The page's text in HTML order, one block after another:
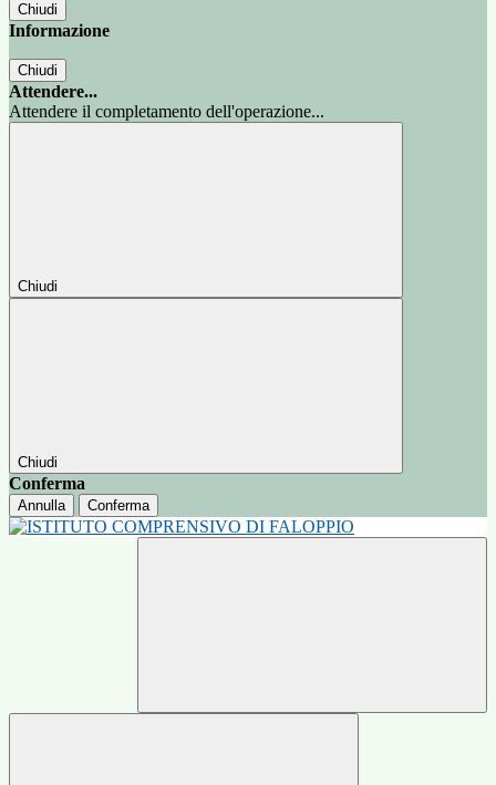
Chiudi
Informazione
Chiudi
Attendere...
Attendere il completamento dell'operazione...
Chiudi
Chiudi
Conferma
Annulla Conferma